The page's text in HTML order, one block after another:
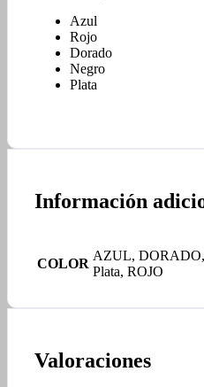
Azul
Rojo
Dorado
Negro
Plata
Información
COLOR
AZUL,
Plata, ROJO
Valoraciones